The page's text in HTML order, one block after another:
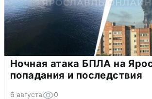
Ночная атака БПЛА на
попадания и последствия
6 августа 0